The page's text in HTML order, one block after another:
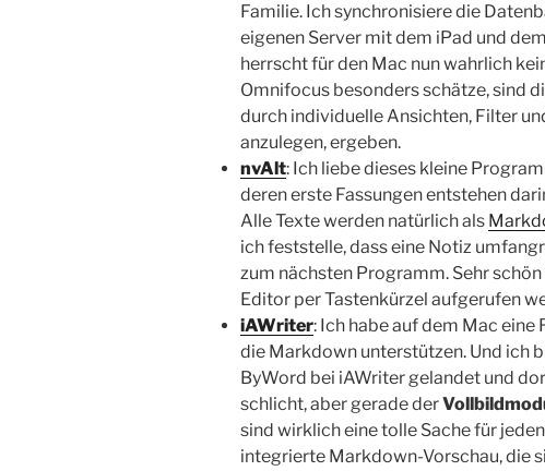
Familie. Ich synchronisiere die
eigenen Server mit dem iPad und
herrscht für den Mac nun wahrlich
Omnifocus besonders schätze, sind
durch individuelle Ansichten, Filter
anzulegen, ergeben.
nvAlt: Ich liebe dieses kleine
deren erste Fassungen entstehen
Alle Texte werden natürlich als
ich feststelle, dass eine Notiz
zum nächsten Programm. Sehr
Editor per Tastenkürzel aufgerufen
iAWriter: Ich habe auf dem Mac
die Markdown unterstützen. Und ich
ByWord bei iAWriter gelandet und
schlicht, aber gerade der
sind wirklich eine tolle Sache für
integrierte Markdown-Vorschau, die